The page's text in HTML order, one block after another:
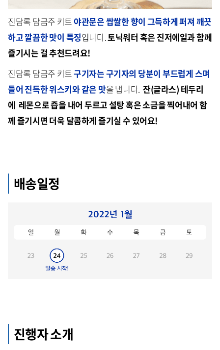
진담록 담금주 키트야관문은 쌉쌀한 향이 그득하게 퍼져 깨끗
하고 깔끔한 맛이 특징입니다.토닉워터 혹은 진저에일과 함께
즐기시는 걸 추천드려요!
진담록 담금주 키트구기자는 구기자의 당분이 부드럽게 스며
들어 진득한 위스키와 같은 맛을 냅니다. 잔(글라스) 테두리
에 레몬으로 즙을 내어 두르고 설탕 혹은 소금을 찍어내어 함
께 즐기시면 더욱 달콤하게 즐기실 수 있어요!
배송일정
진행자 소개